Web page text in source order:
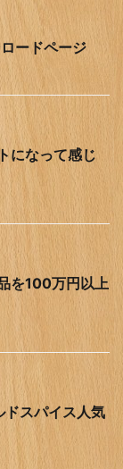
ードページ
になって感じ
を100万円以上
ドスパイス人気